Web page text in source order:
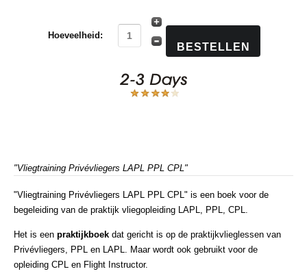
Hoeveelheid:
"Vliegtraining Privévliegers LAPL PPL CPL"
"Vliegtraining Privévliegers LAPL PPL CPL" is een boek voor de
begeleiding van de praktijk vliegopleiding LAPL, PPL, CPL.
Het is een praktijkboek dat gericht is op de praktijkvlieglessen van
Privévliegers, PPL en LAPL. Maar wordt ook gebruikt voor de
opleiding CPL en Flight Instructor.